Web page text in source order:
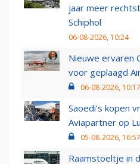
jaar meer
Schiphol
06-08-2026, 10:24
Nieuwe ervaren
voor geplaagd
06-08-2026, 10:17
Saoedi’s kopen
Aviapartner op
05-08-2026, 16:57
Raamstoeltje in